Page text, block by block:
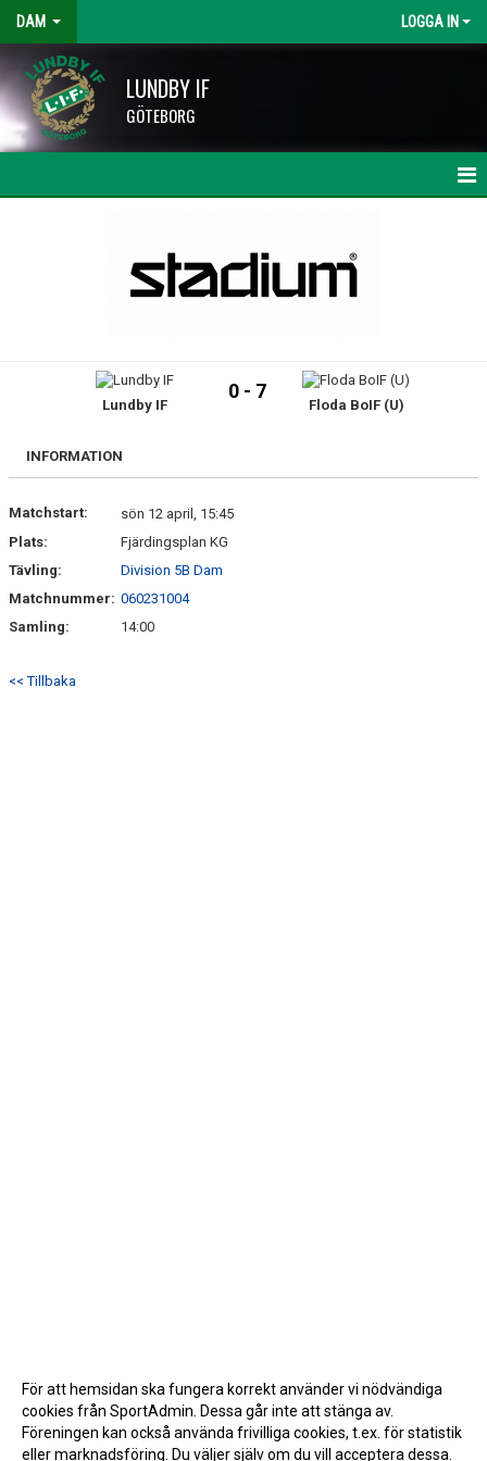
DAM LOGGA IN
LUNDBY IF
GÖTEBORG
DOKUMENT
Lundby IF
0 - 7
Floda BoIF (U)
INFORMATION
Matchstart:
sön 12 april, 15:45
Plats:
Fjärdingsplan KG
Tävling:
Division 5B Dam
Matchnummer: 060231004
Samling:
14:00
<< Tillbaka
För att hemsidan ska fungera korrekt använder vi nödvändiga
cookies från SportAdmin. Dessa går inte att stänga av.
Föreningen kan också använda frivilliga cookies, t.ex. för statistik
eller marknadsföring. Du väljer själv om du vill acceptera dessa.